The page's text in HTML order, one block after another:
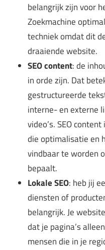
belangrijk zijn voor
Zoekmachine
techniek omdat dit
draaiende website.
SEO content: de
in orde zijn. Dat
gestructureerde
interne- en externe
video’s. SEO
die optimalisatie en
vindbaar te worden
bepaalt.
Lokale SEO: heb jij
diensten of
belangrijk. Je
dat je pagina’s
mensen die in je